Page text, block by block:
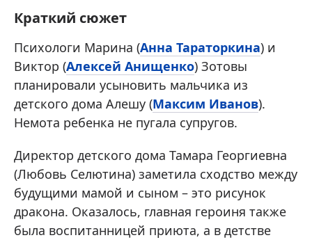
Краткий сюжет
Психологи Марина (Анна Тараторкина) и
Виктор (Алексей Анищенко) Зотовы
планировали усыновить мальчика из
детского дома Алешу (Максим Иванов).
Немота ребенка не пугала супругов.
Директор детского дома Тамара Георгиевна
(Любовь Селютина) заметила сходство между
будущими мамой и сыном – это рисунок
дракона. Оказалось, главная героиня также
была воспитанницей приюта, а в детстве